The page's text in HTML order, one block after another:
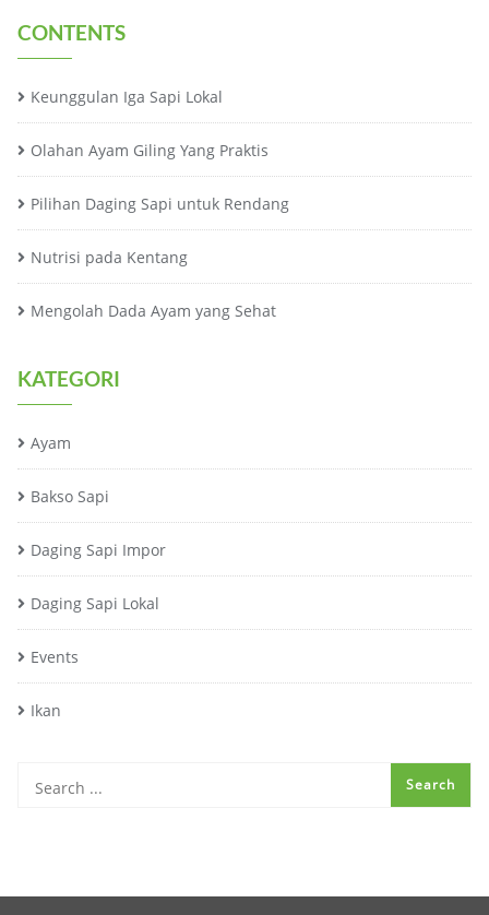
CONTENTS
Keunggulan Iga Sapi Lokal
Olahan Ayam Giling Yang Praktis
Pilihan Daging Sapi untuk Rendang
Nutrisi pada Kentang
Mengolah Dada Ayam yang Sehat
KATEGORI
Ayam
Bakso Sapi
Daging Sapi Impor
Daging Sapi Lokal
Events
Ikan